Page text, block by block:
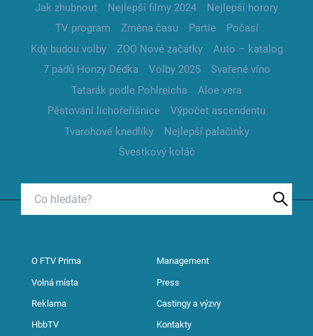
Jak zhubnout Nejlepší filmy 2024
Nejlepší horory
TV program
Změna času Partie
Počasí
Kdy budou volby
ZOO Nové začátky
Auto – katalog
7 pádů Honzy Dědka
Volby 2025
Svařené víno
Tatarák podle Pohlreicha
Aloe vera
Pěstování lichořeřišnice
Výpočet ascendentu
Tvarohové knedlíky
Nejlepší palačinky
Švestkový koláč
O FTV Prima Management
Volná místa Press
Reklama Castingy a výzvy
HbbTV Kontakty